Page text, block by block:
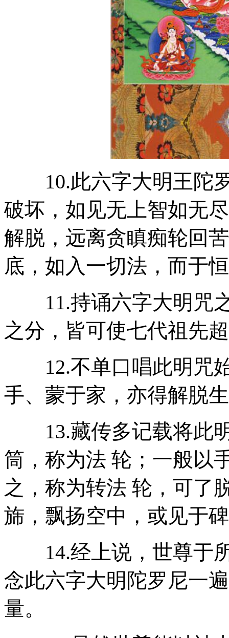
10.此六字大明王陀罗
破坏，如见无上智如无
解脱，远离贪瞋痴轮回
底，如入一切法，而于
11.持诵六字大明咒之
之分，皆可使七代祖先
12.不单口唱此明咒始
手、蒙于家，亦得解脱
13.藏传多记载将此明
筒，称为法 轮；一般以
之，称为转法 轮，可了
旆，飘扬空中，或见于
14.经上说，世尊于所
念此六字大明陀罗尼一
量。